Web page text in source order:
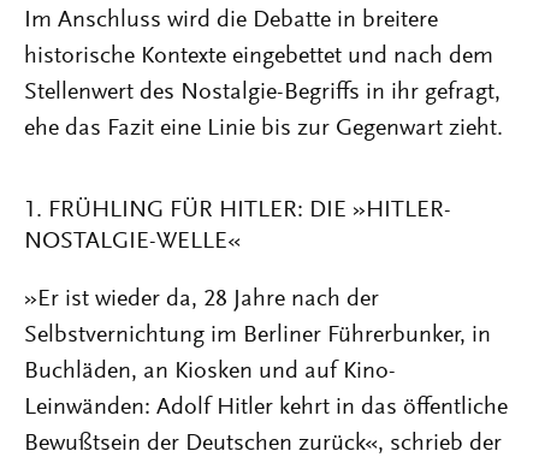
Im Anschluss wird die Debatte in breitere
historische Kontexte eingebettet und nach dem
Stellenwert des Nostalgie-Begriffs in ihr gefragt,
ehe das Fazit eine Linie bis zur Gegenwart zieht.
1. FRÜHLING FÜR HITLER: DIE »HITLER-
NOSTALGIE-WELLE«
»Er ist wieder da, 28 Jahre nach der
Selbstvernichtung im Berliner Führerbunker, in
Buchläden, an Kiosken und auf Kino-
Leinwänden: Adolf Hitler kehrt in das öffentliche
Bewußtsein der Deutschen zurück«, schrieb der